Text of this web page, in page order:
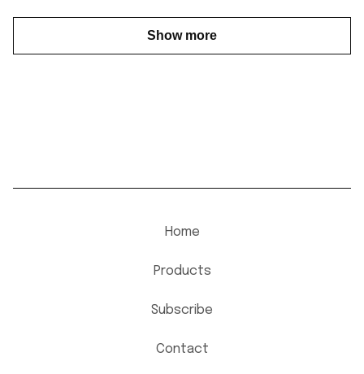
Show more
Home
Products
Subscribe
Contact